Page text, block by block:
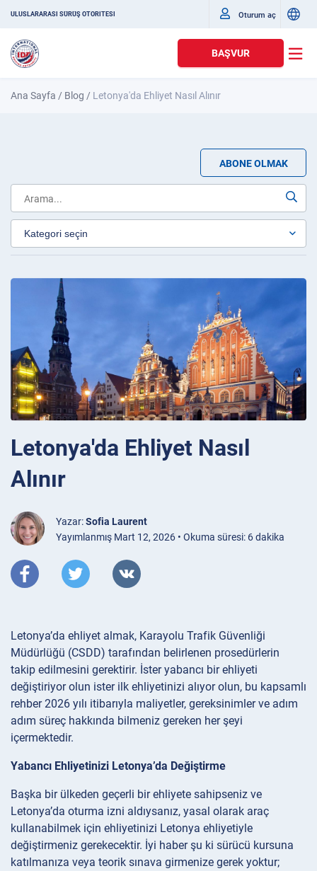
ULUSLARARASI SÜRÜŞ OTORITESI Oturum aç
BAŞVUR
Ana Sayfa / Blog / Letonya'da Ehliyet Nasıl Alınır
ABONE OLMAK
Letonya'da Ehliyet Nasıl
Alınır
Yazar:Sofia Laurent
Yayımlanmış Mart 12, 2026 • Okuma süresi: 6 dakika
Letonya’da ehliyet almak, Karayolu Trafik Güvenliği
Müdürlüğü (CSDD) tarafından belirlenen prosedürlerin
takip edilmesini gerektirir. İster yabancı bir ehliyeti
değiştiriyor olun ister ilk ehliyetinizi alıyor olun, bu kapsamlı
rehber 2026 yılı itibarıyla maliyetler, gereksinimler ve adım
adım süreç hakkında bilmeniz gereken her şeyi
içermektedir.
Yabancı Ehliyetinizi Letonya’da Değiştirme
Başka bir ülkeden geçerli bir ehliyete sahipseniz ve
Letonya’da oturma izni aldıysanız, yasal olarak araç
kullanabilmek için ehliyetinizi Letonya ehliyetiyle
değiştirmeniz gerekecektir. İyi haber şu ki sürücü kursuna
katılmanıza veya teorik sınava girmenize gerek yoktur;